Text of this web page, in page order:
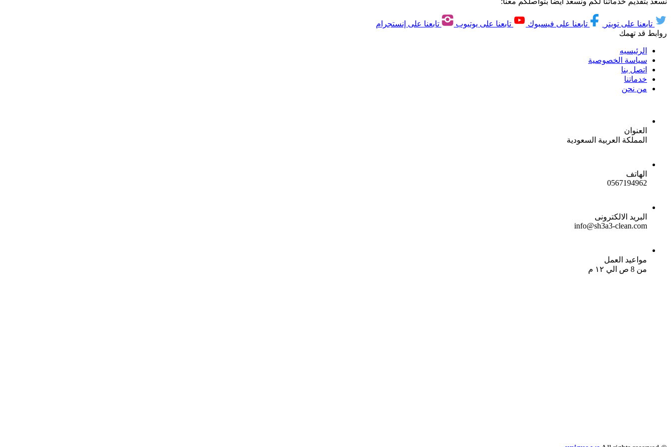
تابعنا على تويتر تابعنا على فيسبوك تابعنا على يوتيوب
تابعنا على إنستجرام
روابط قد تهمك
الرئيسيه
سياسة الخصوصية
اتصل بنا
خدماتنا
من نحن
العنوان
المملكة العربية السعودية
الهاتف
0567194962
البريد الالكترونى
info@sh3a3-clean.com
مواعيد العمل
من 8 ص الي ١٢ م